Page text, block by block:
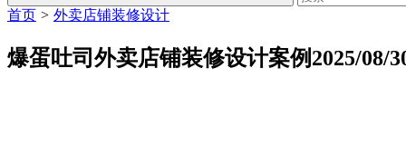
首页 > 外卖店铺装修设计
爆蛋吐司外卖店铺装修设计案例2025/08/